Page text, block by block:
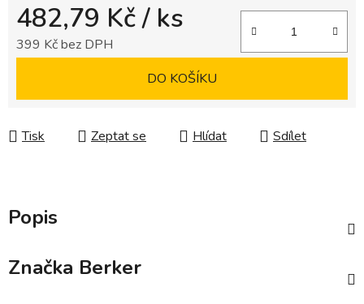
482,79 Kč/ ks
399 Kč bez DPH
DO KOŠÍKU
Tisk Zeptat se Hlídat Sdílet
Popis
Značka Berker